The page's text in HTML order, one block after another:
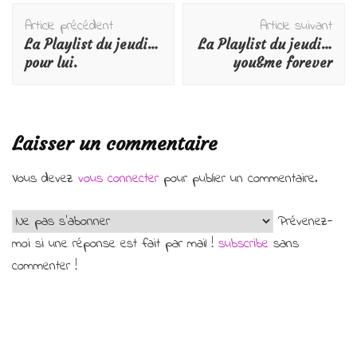
Navigation
d'article
Article précédent
La Playlist du jeudi…
pour lui.
Article suivant
La Playlist du jeudi…
you&me forever
Laisser un commentaire
Vous devez vous connecterpour publier un commentaire.
Prévenez-
moi si une réponse est fait par mail ! subscribe sans
commenter !